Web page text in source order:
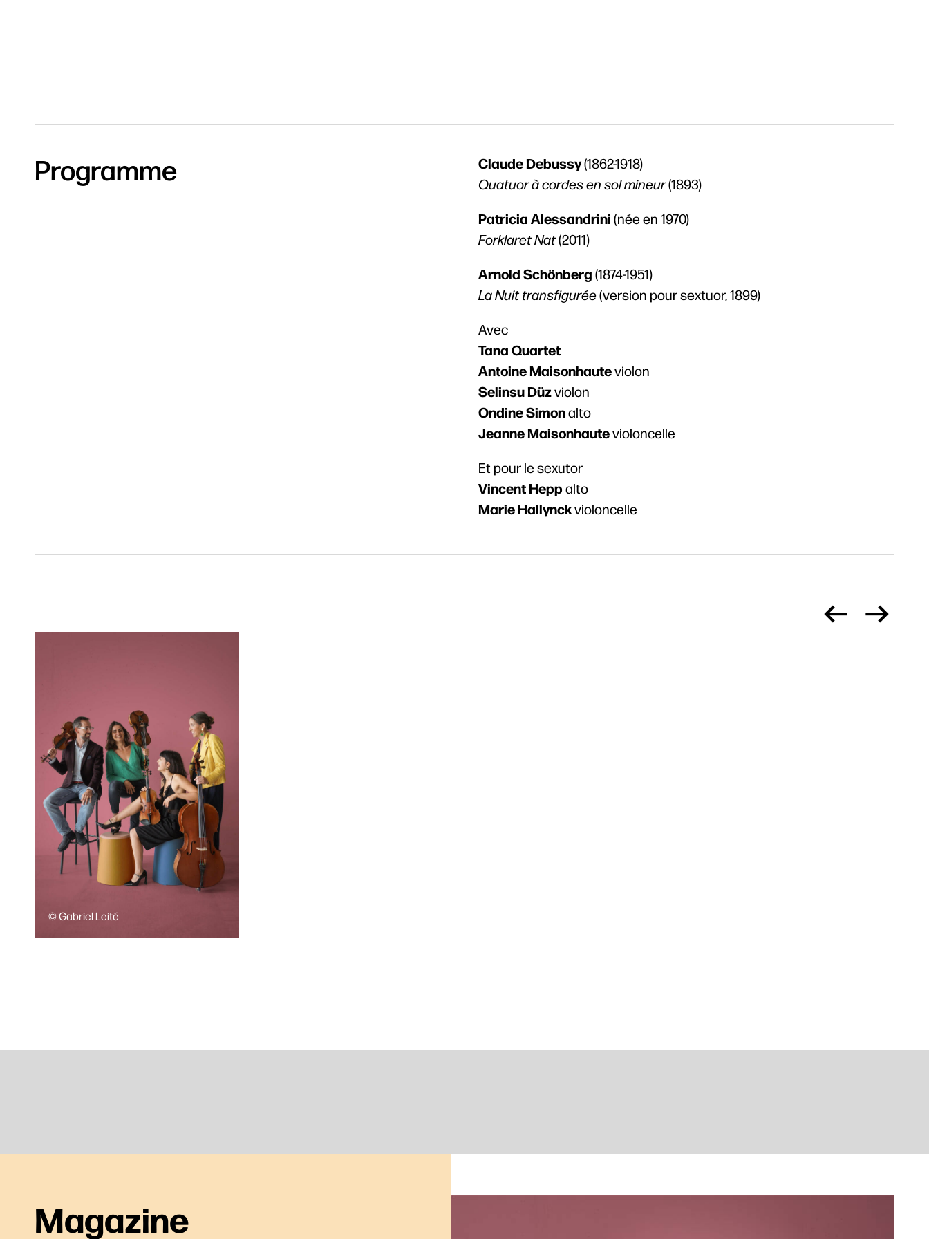
Programme Claude Debussy(1862-1918)
Quatuor à cordes en sol mineur(1893)
Patricia Alessandrini(née en 1970)
Forklaret Nat(2011)
Arnold Schönberg(1874-1951)
La Nuit transfigurée(version pour sextuor, 1899)
Avec
Tana Quartet
Antoine Maisonhauteviolon
Selinsu Düzviolon
Ondine Simonalto
Jeanne Maisonhautevioloncelle
Et pour le sexutor
Vincent Heppalto
Marie Hallynckvioloncelle
© Gabriel Leité
Magazine